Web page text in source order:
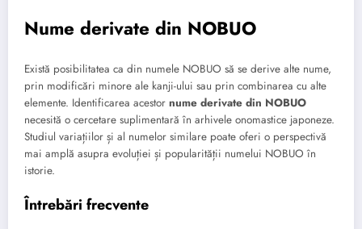
Nume derivate din NOBUO
Există posibilitatea ca din numele NOBUO să se derive alte nume,
prin modificări minore ale kanji-ului sau prin combinarea cu alte
elemente. Identificarea acestor nume derivate din NOBUO
necesită o cercetare suplimentară în arhivele onomastice japoneze.
Studiul variațiilor și al numelor similare poate oferi o perspectivă
mai amplă asupra evoluției și popularității numelui NOBUO în
istorie.
Întrebări frecvente